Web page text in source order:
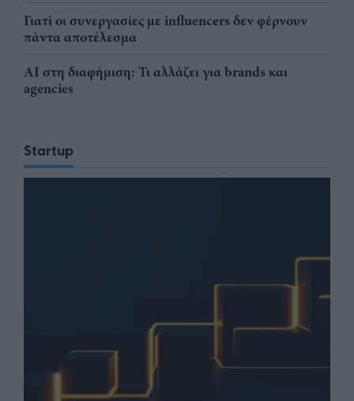
Γιατί οι συνεργασίες με influencers δεν φέρνουν
πάντα αποτέλεσμα
AI στη διαφήμιση: Τι αλλάζει για brands και
agencies
Startup